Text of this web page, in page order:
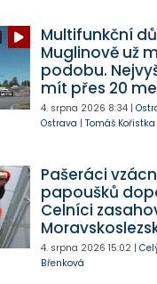
Multifunkční
Muglinově už
podobu.
mít přes 20
4. srpna 2026 8:34|
Ostrava | Tomáš Kořistka
Pašeráci
papoušků
Celníci
4. srpna 2026 15:02|
Břenková